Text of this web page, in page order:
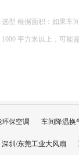
平方米以上，可能
保空调 车间降温换
深圳/东莞工业大风扇